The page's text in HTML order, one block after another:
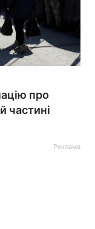
про
частині
Реклама